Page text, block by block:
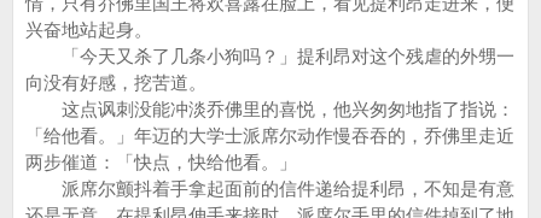
兴奋地站起身。
「今天又杀了几条小狗吗？」提利昂对这个残虐的外甥一
向没有好感，挖苦道。
这点讽刺没能冲淡乔佛里的喜悦，他兴匆匆地指了指说：
「给他看。」年迈的大学士派席尔动作慢吞吞的，乔佛里走近
两步催道：「快点，快给他看。」
派席尔颤抖着手拿起面前的信件递给提利昂，不知是有意